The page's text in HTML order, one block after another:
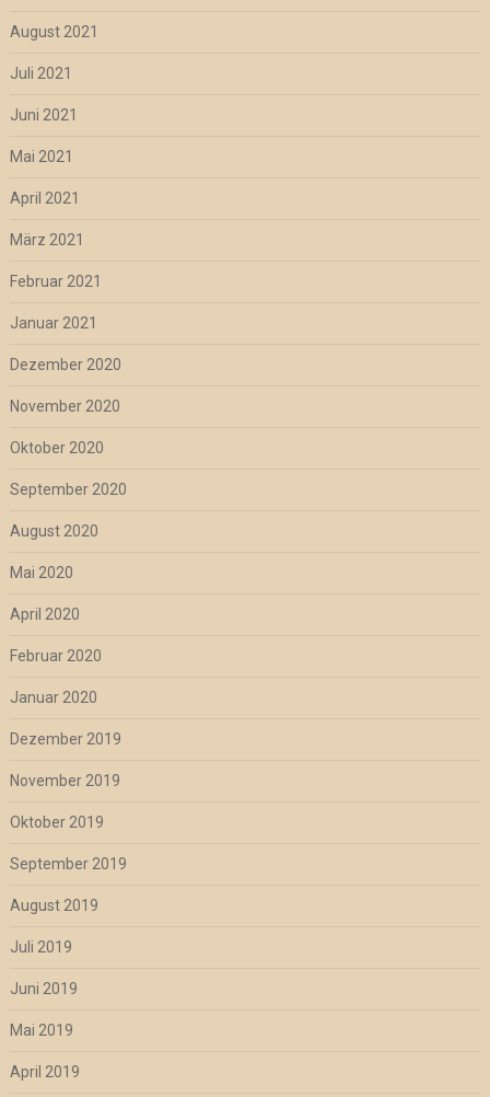
August 2021
Juli 2021
Juni 2021
Mai 2021
April 2021
März 2021
Februar 2021
Januar 2021
Dezember 2020
November 2020
Oktober 2020
September 2020
August 2020
Mai 2020
April 2020
Februar 2020
Januar 2020
Dezember 2019
November 2019
Oktober 2019
September 2019
August 2019
Juli 2019
Juni 2019
Mai 2019
April 2019